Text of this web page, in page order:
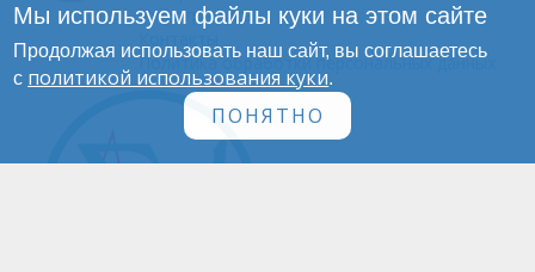
Инфографика
Политика обработки персональных данных
Мы используем файлы куки на этом сайте
Продолжая использовать наш сайт, вы соглашаетесь
с политикой использования куки.
ПОНЯТНО